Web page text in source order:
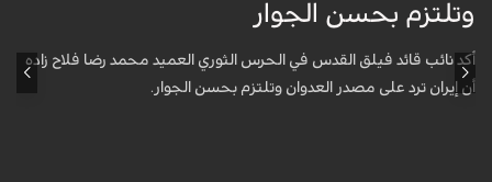
وتلتزم بحسن الجوار
أكد نائب قائد فيلق القدس في الحرس الثوري العميد محمد رضا فلاح زاده
أن إيران ترد على مصدر العدوان وتلتزم بحسن الجوار.